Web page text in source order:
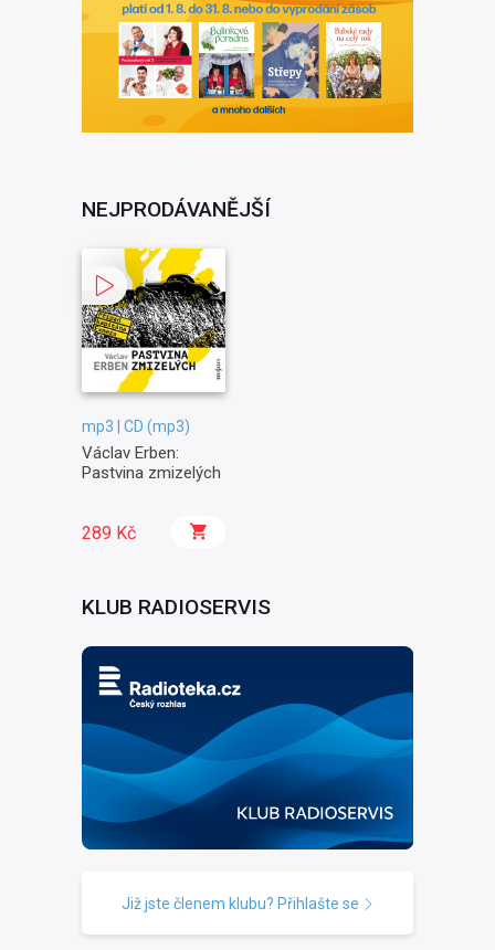
NEJPRODÁVANĚJŠÍ
mp3 | CD (mp3)
Václav Erben:
Pastvina zmizelých
289 Kč
KLUB RADIOSERVIS
Již jste členem klubu? Přihlašte se